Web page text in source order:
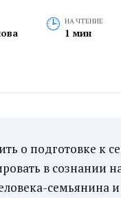
НА ЧТЕНИЕ
1 мин
о подготовке к
в сознании
семьянина и